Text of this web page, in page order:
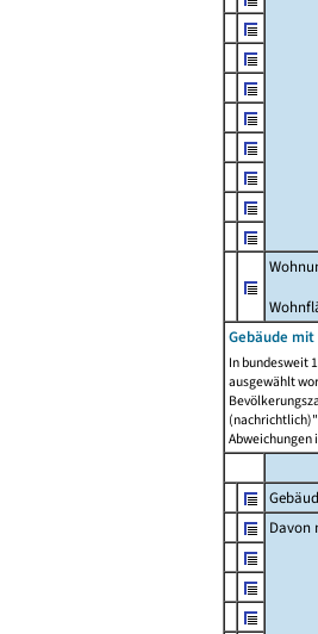
Gebäude
In bundesweit
ausgewählt
Abweichungen
Davon